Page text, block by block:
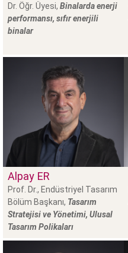
Dr. Öğr. Üyesi, Binalarda enerji
performansı, sıfır enerjili
binalar
Alpay ER
Prof. Dr., Endüstriyel Tasarım
Bölüm Başkanı, Tasarım
Stratejisi ve Yönetimi, Ulusal
Tasarım Polikaları